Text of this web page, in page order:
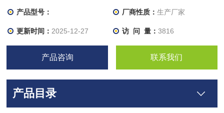
产品型号： 厂商性质： 生产厂家
更新时间： 2025-12-27 访 问 量： 3816
产品咨询 联系我们
产品目录